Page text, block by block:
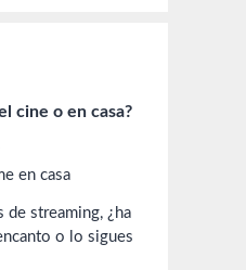
cine o en casa?
en casa
streaming, ¿ha
lo sigues